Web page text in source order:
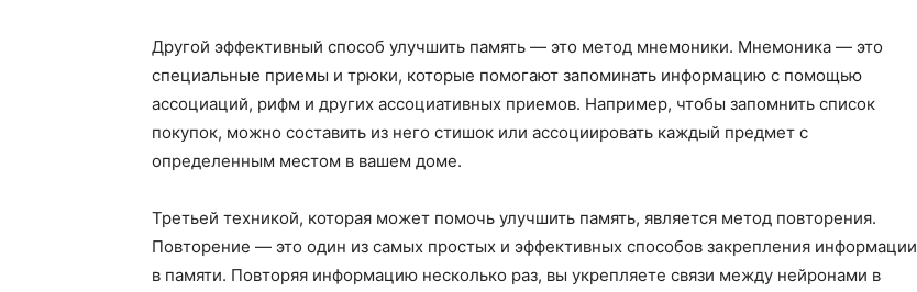
Другой эффективный способ улучшить память — это метод мнемоники. Мнемоника — это
специальные приемы и трюки, которые помогают запоминать информацию с помощью
ассоциаций, рифм и других ассоциативных приемов. Например, чтобы запомнить список
покупок, можно составить из него стишок или ассоциировать каждый предмет с
определенным местом в вашем доме.
Третьей техникой, которая может помочь улучшить память, является метод повторения.
Повторение — это один из самых простых и эффективных способов закрепления информации
в памяти. Повторяя информацию несколько раз, вы укрепляете связи между нейронами в